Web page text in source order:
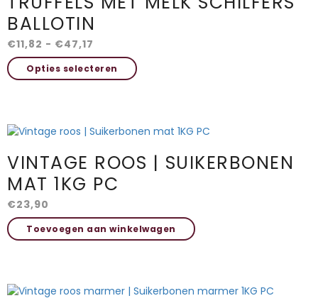
BALLOTIN
€11,82 - €47,17
€11,82
tot
Opties selecteren
Dit
product
Deze
kan
de
productpagina
VINTAGE ROOS | SUIKERBONEN
MAT 1KG PC
€23,90
Toevoegen aan winkelwagen